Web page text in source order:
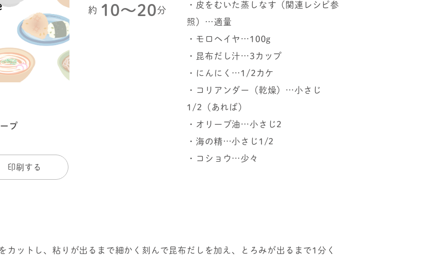
プ
印刷する
約 10〜20分
・皮をむいた蒸しなす（関連レシピ参
照）…適量
・モロヘイヤ…100g
・昆布だし汁…3カップ
・にんにく…1/2カケ
・コリアンダー（乾燥）…小さじ
1/2（あれば）
・オリーブ油…小さじ2
・海の精…小さじ1/2
・コショウ…少々
カットし、粘りが出るまで細かく刻んで昆布だしを加え、とろみが出るまで1分く